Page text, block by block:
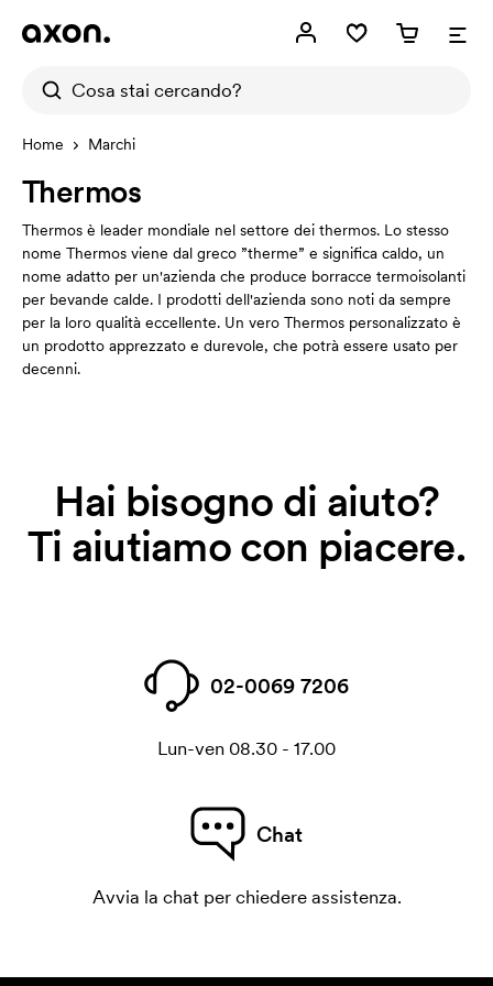
Home Marchi
Thermos
Thermos è leader mondiale nel settore dei thermos. Lo stesso
nome Thermos viene dal greco ”therme” e significa caldo, un
nome adatto per un'azienda che produce borracce termoisolanti
per bevande calde. I prodotti dell'azienda sono noti da sempre
per la loro qualità eccellente. Un vero Thermos personalizzato è
un prodotto apprezzato e durevole, che potrà essere usato per
decenni.
Hai bisogno di aiuto?
Ti aiutiamo con piacere.
02-0069 7206
Lun-ven 08.30 - 17.00
Chat
Avvia la chat per chiedere assistenza.